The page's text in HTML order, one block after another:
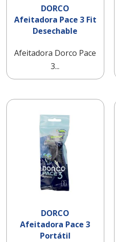
DORCO
Afeitadora Pace 3 Fit
Desechable
Afeitadora Dorco Pace
3...
DORCO
Afeitadora Pace 3
Portátil